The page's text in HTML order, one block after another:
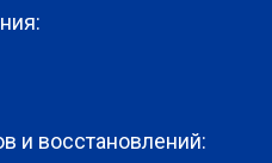
и восстановлений: